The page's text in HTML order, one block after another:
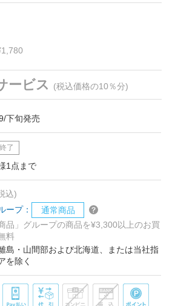
ービス (税込価格の10％分)
下旬発売
了
1点まで
込)
ープ：
通常商品
品」グループの商品を¥3,300以上のお買
料
島・山間部および北海道、または当社指
を除く